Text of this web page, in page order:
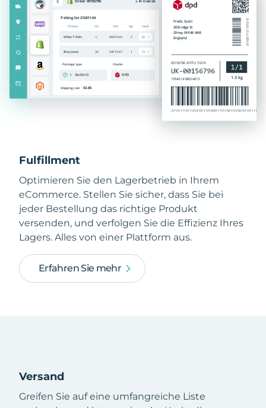
Fulfillment
Optimieren Sie den Lagerbetrieb in Ihrem
eCommerce. Stellen Sie sicher, dass Sie bei
jeder Bestellung das richtige Produkt
versenden, und verfolgen Sie die Effizienz Ihres
Lagers. Alles von einer Plattform aus.
Erfahren Sie mehr
Versand
Greifen Sie auf eine umfangreiche Liste